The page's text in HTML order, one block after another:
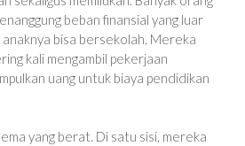
beban finansial yang luar
bisa bersekolah. Mereka
kali mengambil pekerjaan
uang untuk biaya pendidikan
yang berat. Di satu sisi, mereka